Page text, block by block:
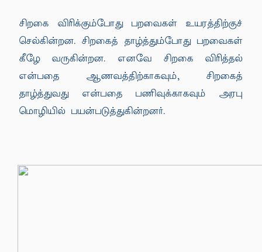
சிறகை விரிக்கும்போது பறவைகள் உயரத்திற்குச்
செல்கின்றன. சிறகைத் தாழ்த்தும்போது பறவைகள்
கீழே வருகின்றன. எனவே சிறகை விரித்தல்
என்பதை ஆணவத்திற்காகவும், சிறகைத்
தாழ்த்துவது என்பதை பணிவுக்காகவும் அரபு
மொழியில் பயன்படுத்துகின்றனர்.